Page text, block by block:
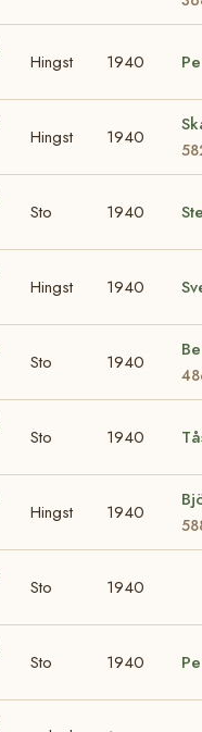
Hingst 1940
Hingst 1940
Sto 1940
Hingst 1940
Sto 1940
Sto 1940
Hingst 1940
Sto 1940
Sto 1940